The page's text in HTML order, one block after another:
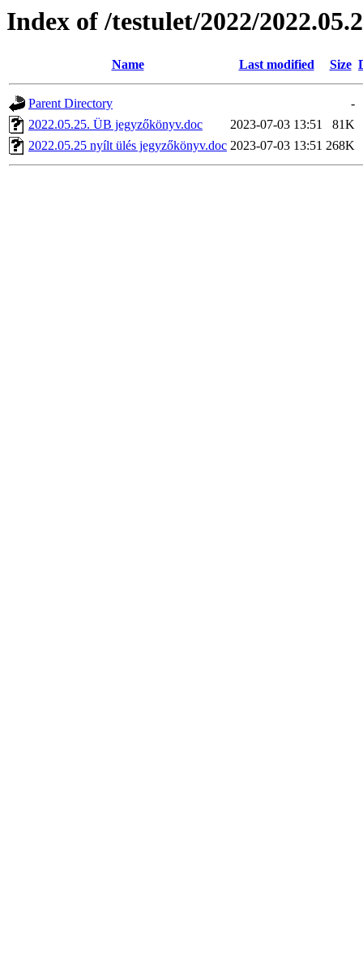
Index of /testulet/2022/
Name Last modified Size
Parent Directory
-
2022.05.25. ÜB jegyzőkönyv.doc
2023-07-03 13:51
81K
2022.05.25 nyílt ülés jegyzőkönyv.doc 2023-07-03 13:51 268K